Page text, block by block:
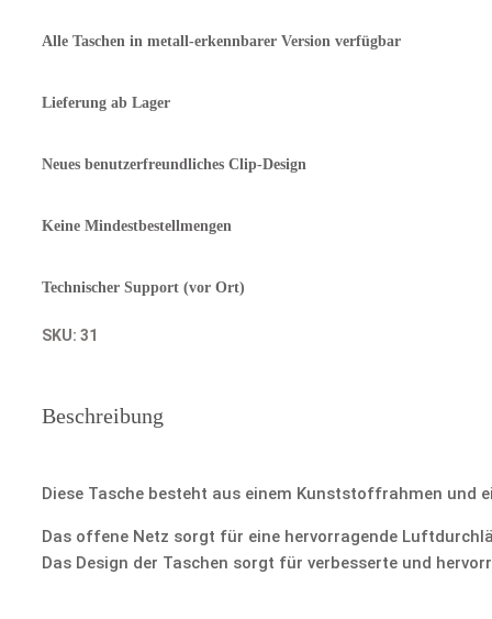
Alle Taschen in metall-erkennbarer Version verfügbar
Lieferung ab Lager
Neues benutzerfreundliches Clip-Design
Keine Mindestbestellmengen
Technischer Support (vor Ort)
SKU: 31
Beschreibung
Diese Tasche besteht aus einem Kunststoffrahmen und
Das offene Netz sorgt für eine hervorragende
Das Design der Taschen sorgt für verbesserte und